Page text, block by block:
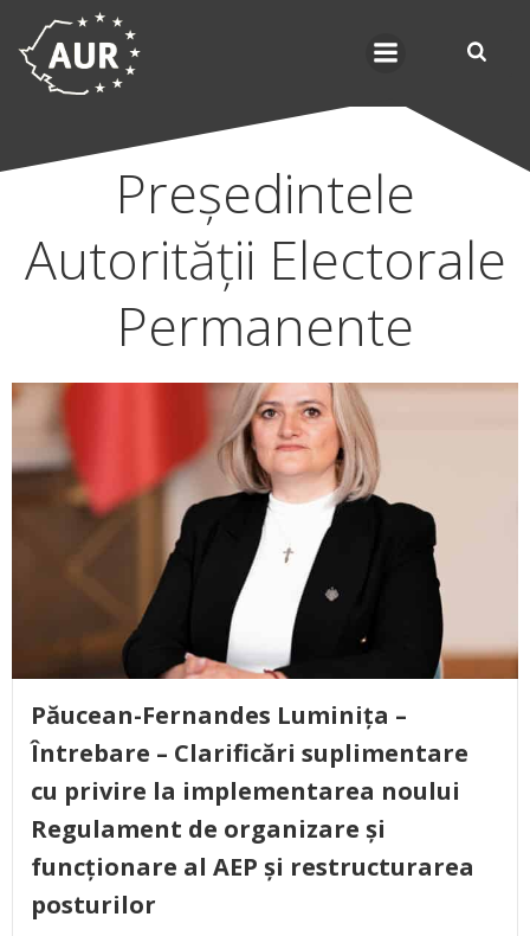
Președintele
Autorității Electorale
Permanente
Păucean-Fernandes Luminița –
Întrebare – Clarificări suplimentare
cu privire la implementarea noului
Regulament de organizare și
funcționare al AEP și restructurarea
posturilor